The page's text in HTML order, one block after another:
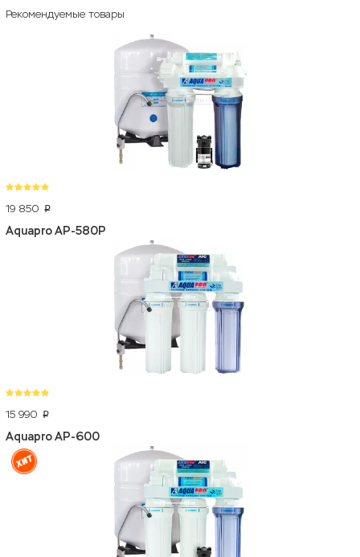
Рекомендуемые товары
19 850 p
Aquapro AP-580P
15 990 p
Aquapro AP-600